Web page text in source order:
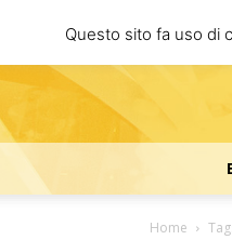
Home
Questo sito fa uso di